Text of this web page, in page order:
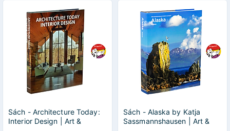
Sách - Architecture Today:
Interior Design | Art &
Sách - Alaska by Katja
Sassmannshausen | Art &